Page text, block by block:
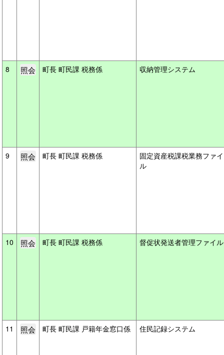
8 町長 町民課 税務係 収納管理システム
9 町長 町民課 税務係
固定資産税課税業務ファイ
ル
10 町長 町民課 税務係 督促状発送者管理ファイ
11 町長 町民課 戸籍年金窓口係 住民記録システム